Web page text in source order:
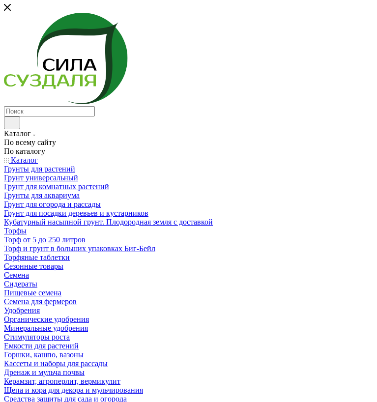
Каталог
По всему сайту
По каталогу
Каталог
Грунты для растений
Грунт универсальный
Грунт для комнатных растений
Грунты для аквариума
Грунт для огорода и рассады
Грунт для посадки деревьев и кустарников
Кубатурный насыпной грунт. Плодородная земля с доставкой
Торфы
Торф от 5 до 250 литров
Торф и грунт в больших упаковках Биг-Бейл
Торфяные таблетки
Сезонные товары
Семена
Сидераты
Пищевые семена
Семена для фермеров
Удобрения
Органические удобрения
Минеральные удобрения
Стимуляторы роста
Емкости для растений
Горшки, кашпо, вазоны
Кассеты и наборы для рассады
Дренаж и мульча почвы
Керамзит, агроперлит, вермикулит
Щепа и кора для декора и мульчирования
Средства защиты для сада и огорода